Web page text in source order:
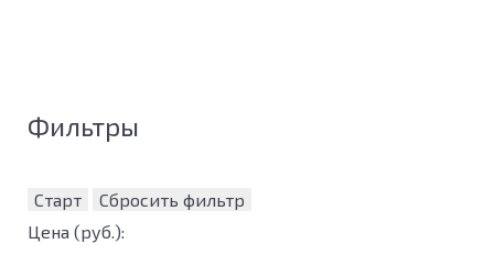
Фильтры
Старт
Сбросить фильтр
Цена (руб.):